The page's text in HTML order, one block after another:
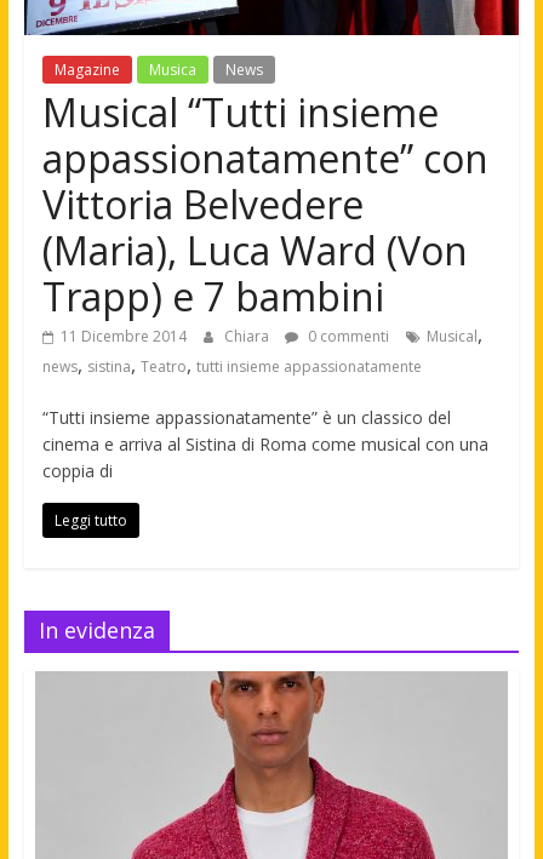
Magazine Musica News
Musical “Tutti insieme
appassionatamente” con
Vittoria Belvedere
(Maria), Luca Ward (Von
Trapp) e 7 bambini
11 Dicembre 2014 Chiara 0 commenti Musical,
news, sistina, Teatro, tutti insieme appassionatamente
“Tutti insieme appassionatamente” è un classico del
cinema e arriva al Sistina di Roma come musical con una
coppia di
Leggi tutto
In evidenza